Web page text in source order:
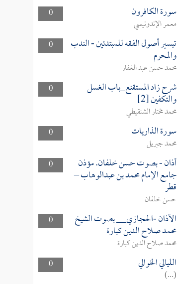
0 سورة الكافرون
معمر الإندونيسي
0
تيسير أصول الفقه للمبتدئين - الندب
والمحرم
محمد حسن عبد الغفار
0
شرح زاد المستقنع_باب الغسل
والتكفين [2]
محمد مختار الشنقيطي
0
سورة الذاريات
محمد جبريل
0
أذان - بصوت حسن خلفان. مؤذن
جامع الإمام محمد بن عبدالوهاب –
قطر
حسن خلفان
0
الأذان -الحجازي__ بصوت الشيخ
محمد صلاح الدين كبارة
محمد صلاح الدين كبارة
0
الليالي الخوالي
(...)